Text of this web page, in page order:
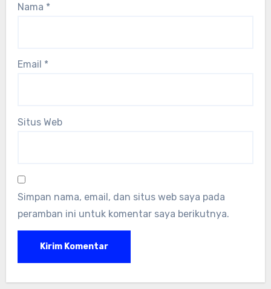
Nama *
Email *
Situs Web
Simpan nama, email, dan situs web saya pada
peramban ini untuk komentar saya berikutnya.